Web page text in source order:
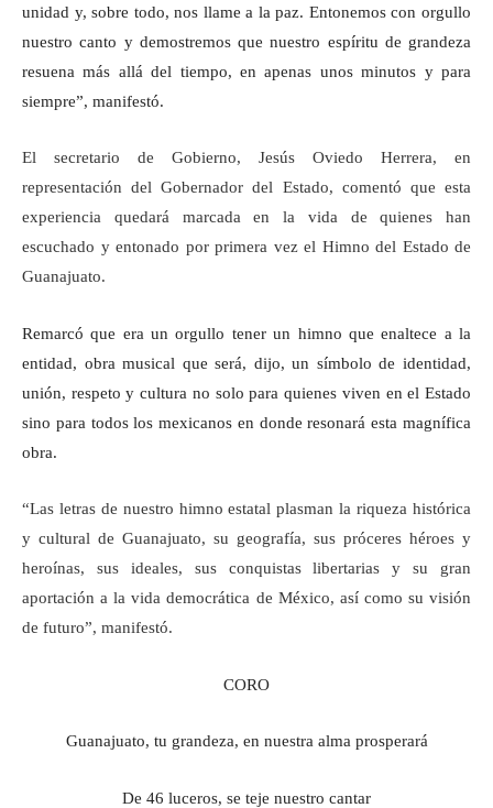
unidad y, sobre todo, nos llame a la paz. Entonemos con orgullo
nuestro canto y demostremos que nuestro espíritu de grandeza
resuena más allá del tiempo, en apenas unos minutos y para
siempre”, manifestó.
El secretario de Gobierno, Jesús Oviedo Herrera, en
representación del Gobernador del Estado, comentó que esta
experiencia quedará marcada en la vida de quienes han
escuchado y entonado por primera vez el Himno del Estado de
Guanajuato.
Remarcó que era un orgullo tener un himno que enaltece a la
entidad, obra musical que será, dijo, un símbolo de identidad,
unión, respeto y cultura no solo para quienes viven en el Estado
sino para todos los mexicanos en donde resonará esta magnífica
obra.
“Las letras de nuestro himno estatal plasman la riqueza histórica
y cultural de Guanajuato, su geografía, sus próceres héroes y
heroínas, sus ideales, sus conquistas libertarias y su gran
aportación a la vida democrática de México, así como su visión
de futuro”, manifestó.
CORO
Guanajuato, tu grandeza, en nuestra alma prosperará
De 46 luceros, se teje nuestro cantar